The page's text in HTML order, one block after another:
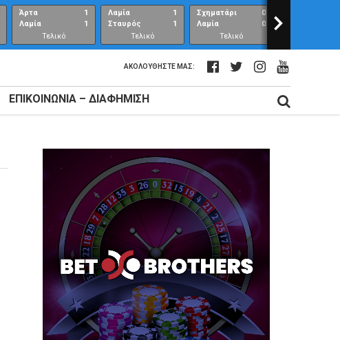
Άρτα
Λαμία
1
1
Τελικό
αποτέλεσμα
Λαμία
Σταυρός
1
1
Τελικό
αποτέλεσμα
Σχηματάρι
Λαμία
0
0
Τελικό
αποτέλεσμα
>
ΑΚΟΛΟΥΘΉΣΤΕ ΜΑΣ:
ΕΠΙΚΟΙΝΩΝΊΑ – ΔΙΑΦΉΜΙΣΗ